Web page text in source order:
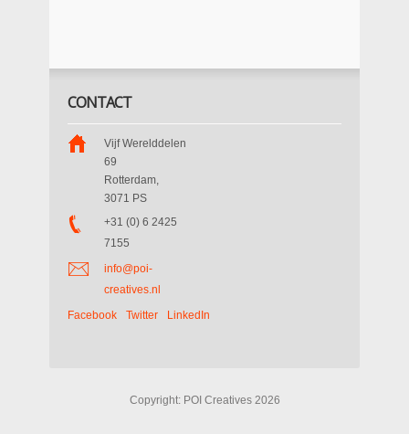
CONTACT
Vijf Werelddelen
69
Rotterdam,
3071 PS
+31 (0) 6 2425
7155
info@poi-
creatives.nl
Facebook
Twitter LinkedIn
Copyright: POI Creatives 2026